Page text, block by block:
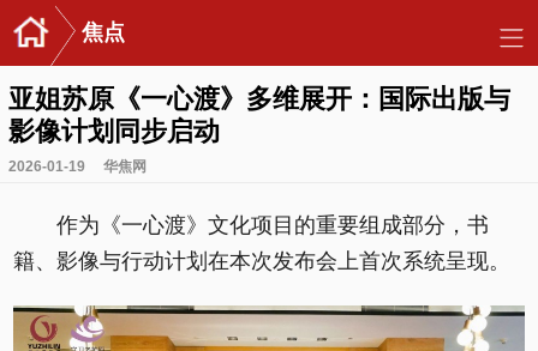
焦点
亚姐苏原《一心渡》多维展开：国际出版与
影像计划同步启动
2026-01-19 华焦网
作为《一心渡》文化项目的重要组成部分，书
籍、影像与行动计划在本次发布会上首次系统呈现。